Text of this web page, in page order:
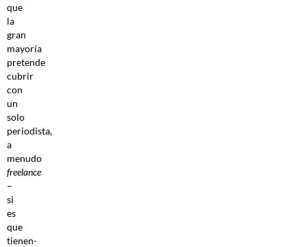
que
la
gran
mayoría
pretende
cubrir
con
un
solo
periodista,
a
menudo
freelance
–
si
es
que
tienen-